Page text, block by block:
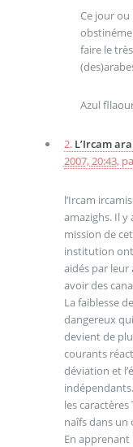
Ce jour
faire le
Azul
2. L’Ircam
2007, 20:43,
l’Ircam
amazighs. Il
mission de
institution
aidés par
avoir des
La faiblesse
dangereux
devient de
courants
déviation et
indépendants.
les
naîfs dans un
En apprenant